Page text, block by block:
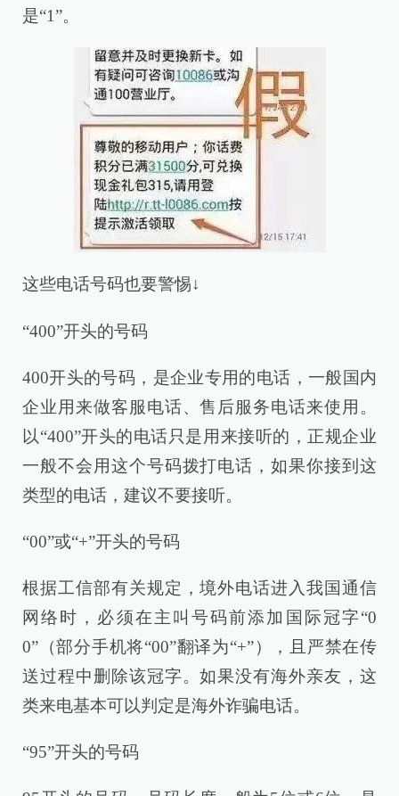
是“1”。
这些电话号码也要警惕↓
“400”开头的号码
400开头的号码，是企业专用的电话，一般国内
企业用来做客服电话、售后服务电话来使用。
以“400”开头的电话只是用来接听的，正规企业
一般不会用这个号码拨打电话，如果你接到这
类型的电话，建议不要接听。
“00”或“+”开头的号码
根据工信部有关规定，境外电话进入我国通信
网络时，必须在主叫号码前添加国际冠字“0
0”（部分手机将“00”翻译为“+”），且严禁在传
送过程中删除该冠字。如果没有海外亲友，这
类来电基本可以判定是海外诈骗电话。
“95”开头的号码